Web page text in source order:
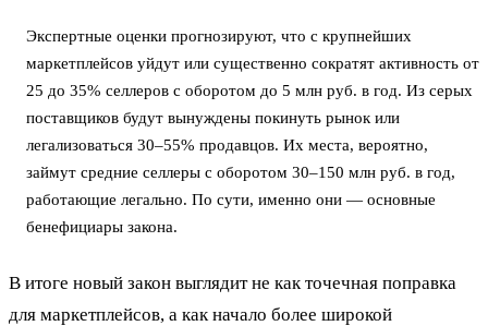
Экспертные оценки прогнозируют, что с крупнейших
маркетплейсов уйдут или существенно сократят активность от
25 до 35% селлеров с оборотом до 5 млн руб. в год. Из серых
поставщиков будут вынуждены покинуть рынок или
легализоваться 30–55% продавцов. Их места, вероятно,
займут средние селлеры с оборотом 30–150 млн руб. в год,
работающие легально. По сути, именно они — основные
бенефициары закона.
В итоге новый закон выглядит не как точечная поправка
для маркетплейсов, а как начало более широкой